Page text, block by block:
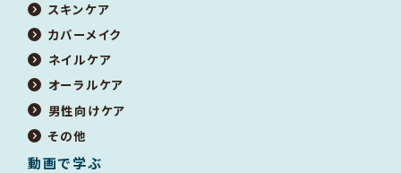
スキンケア
カバーメイク
ネイルケア
オーラルケア
男性向けケア
その他
動画で学ぶ